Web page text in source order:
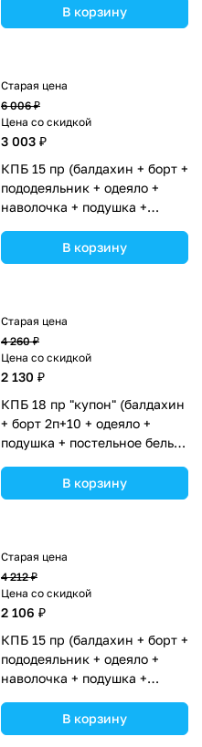
О-1_02) цвета в
ассортименте.
В корзину
Старая цена
6 006 ₽
Цена со скидкой
3 003 ₽
КПБ 15 пр (балдахин + борт +
пододеяльник + одеяло +
наволочка + подушка +
1_04) цвета в ассортименте.
В корзину
Старая цена
4 260 ₽
Цена со скидкой
2 130 ₽
КПБ 18 пр "купон" (балдахин
+ борт 2п+10 + одеяло +
подушка + постельное белье
(№К207_2а10) цвета в
ассортименте.
В корзину
Старая цена
4 212 ₽
Цена со скидкой
2 106 ₽
КПБ 15 пр (балдахин + борт +
пододеяльник + одеяло +
наволочка + подушка +
0-1_07) цвета в
ассортименте.
В корзину